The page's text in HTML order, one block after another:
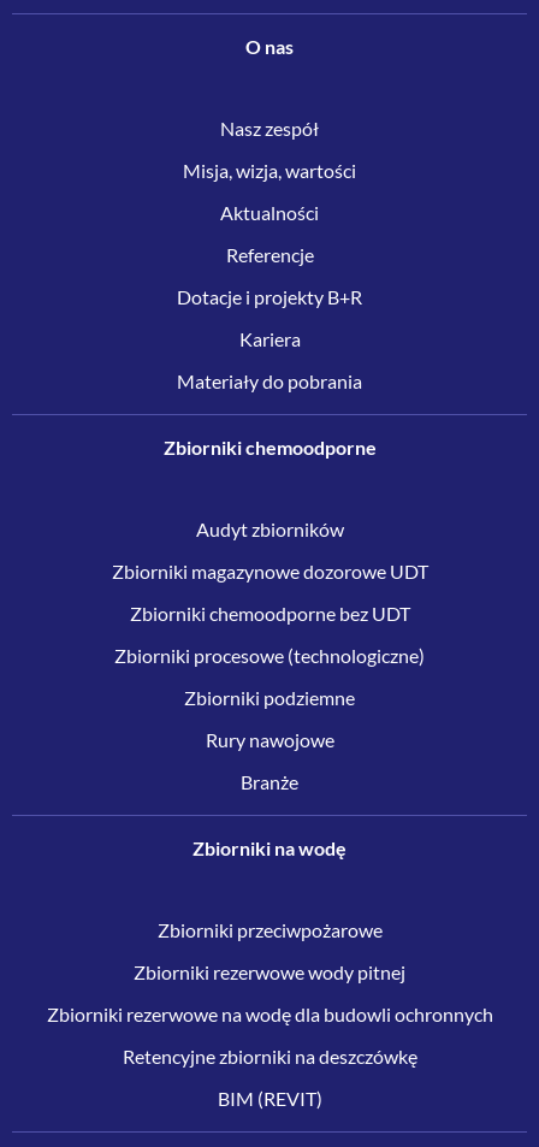
O nas
Nasz zespół
Misja, wizja, wartości
Aktualności
Referencje
Dotacje i projekty B+R
Kariera
Materiały do pobrania
Zbiorniki chemoodporne
Audyt zbiorników
Zbiorniki magazynowe dozorowe UDT
Zbiorniki chemoodporne bez UDT
Zbiorniki procesowe (technologiczne)
Zbiorniki podziemne
Rury nawojowe
Branże
Zbiorniki na wodę
Zbiorniki przeciwpożarowe
Zbiorniki rezerwowe wody pitnej
Zbiorniki rezerwowe na wodę dla budowli ochronnych
Retencyjne zbiorniki na deszczówkę
BIM (REVIT)